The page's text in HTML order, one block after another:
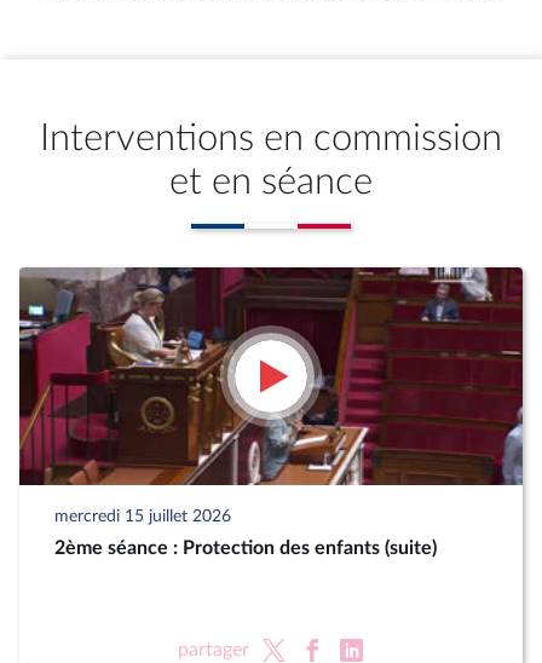
Interventions en commission
et en séance
mercredi 15 juillet 2026
2ème séance : Protection des enfants (suite)
partager